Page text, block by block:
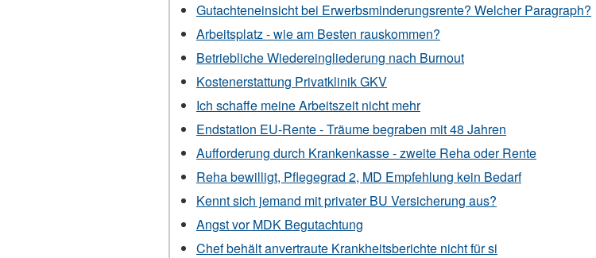
Gutachteneinsicht bei Erwerbsminderungsrente? Welcher Paragraph?
Arbeitsplatz - wie am Besten rauskommen?
Betriebliche Wiedereingliederung nach Burnout
Kostenerstattung Privatklinik GKV
Ich schaffe meine Arbeitszeit nicht mehr
Endstation EU-Rente - Träume begraben mit 48 Jahren
Aufforderung durch Krankenkasse - zweite Reha oder Rente
Reha bewilligt, Pflegegrad 2, MD Empfehlung kein Bedarf
Kennt sich jemand mit privater BU Versicherung aus?
Angst vor MDK Begutachtung
Chef behält anvertraute Krankheitsberichte nicht für si